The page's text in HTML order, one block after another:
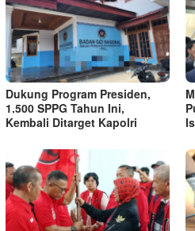
Dukung Program Presiden,
1.500 SPPG Tahun Ini,
Kembali Ditarget Kapolri